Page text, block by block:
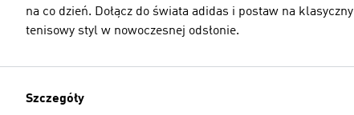
na co dzień. Dołącz do świata adidas i postaw na klasyczny
tenisowy styl w nowoczesnej odsłonie.
Szczegóły